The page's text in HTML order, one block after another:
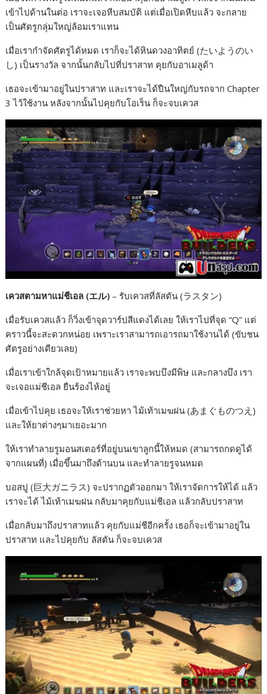
เข้าไปด้านในต่อ เราจะเจอหีบสมบัติ แต่เมื่อเปิดหีบแล้ว จะกลาย
เป็นศัตรูกลุ่มใหญ่ล้อมเราแทน
เมื่อเรากำจัดศัตรูได้หมด เราก็จะได้หินดวงอาทิตย์ (たいようのい
し) เป็นรางวัล จากนั้นกลับไปที่ปราสาท คุยกับอาเมลูด้า
เธอจะเข้ามาอยู่ในปราสาท และเราจะได้ปืนใหญ่กับรถจาก Chapter
3 ไว้ใช้งาน หลังจากนั้นไปคุยกับโอเร็น ก็จะจบเควส
เควสตามหาแม่ชีเอล (エル) – รับเควสที่ลัสตัน (ラスタン)
เมื่อรับเควสแล้ว ก็วิ่งเข้าจุดวาร์ปสีแดงได้เลย ให้เราไปที่จุด “Q” แต่
คราวนี้จะสะดวกหน่อย เพราะเราสามารถเอารถมาใช้งานได้ (ขับชน
ศัตรูอย่างเดียวเลย)
เมื่อเราเข้าใกล้จุดเป้าหมายแล้ว เราจะพบบึงมีพิษ และกลางบึง เรา
จะเจอแม่ชีเอล ยืนร้องไห้อยู่
เมื่อเข้าไปคุย เธอจะให้เราช่วยหา ไม้เท้าเมฆฝน (あまぐものつえ)
และให้ยาต่างๆมาเยอะมาก
ให้เราทำลายรูมอนสเตอร์ที่อยู่บนเขาลูกนี้ให้หมด (สามารถกดดูได้
จากแผนที่) เมื่อขึ้นมาถึงด้านบน และทำลายรูจนหมด
บอสปู (巨大ガニラス) จะปรากฏตัวออกมา ให้เราจัดการให้ได้ แล้ว
เราจะได้ ไม้เท้าเมฆฝน กลับมาคุยกับแม่ชีเอล แล้วกลับปราสาท
เมื่อกลับมาถึงปราสาทแล้ว คุยกับแม่ชีอีกครั้ง เธอก็จะเข้ามาอยู่ใน
ปราสาท และไปคุยกับ ลัสตัน ก็จะจบเควส